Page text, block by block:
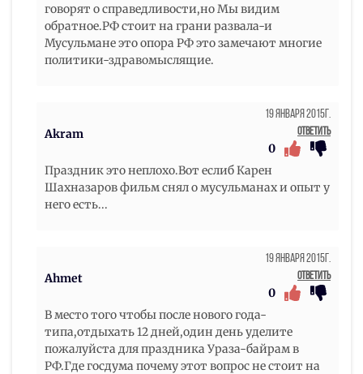
говорят о справедливости,но Мы видим
обратное.РФ стоит на грани развала-и
Мусульмане это опора РФ это замечают многие
политики-здравомыслящие.
Akram
19 Января 2015г.
Ответить
0
Праздник это неплохо.Вот еслиб Карен
Шахназаров фильм снял о мусульманах и опыт у
него есть...
Ahmet
19 Января 2015г.
Ответить
0
В место того чтобы после нового года-
типа,отдыхать 12 дней,один день уделите
пожалуйста для праздника Ураза-байрам в
РФ.Где госдума почему этот вопрос не стоит на